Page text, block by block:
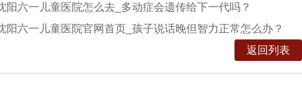
阳六一儿童医院怎么去_多动症会遗传给下一代吗？
阳六一儿童医院官网首页_孩子说话晚但智力正常怎么办？
返回列表